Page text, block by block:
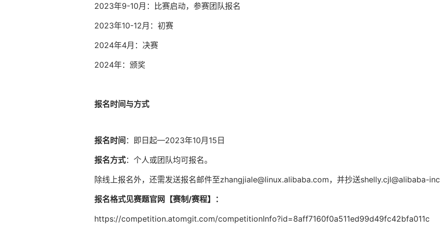
2023年9-10月：比赛启动，参赛团队报名
2023年10-12月：初赛
2024年4月：决赛
2024年：颁奖
报名时间与方式
报名时间 ：即日起—2023年10月15日
报名方式：个人或团队均可报名。
除线上报名外，还需发送报名邮件至zhangjiale@linux.alibaba.com，并抄送shelly.cjl@alibaba-
报名格式见赛题官网【赛制/赛程】：
https://competition.atomgit.com/competitionInfo?id=8aff7160f0a511ed99d49fc42bfa011c